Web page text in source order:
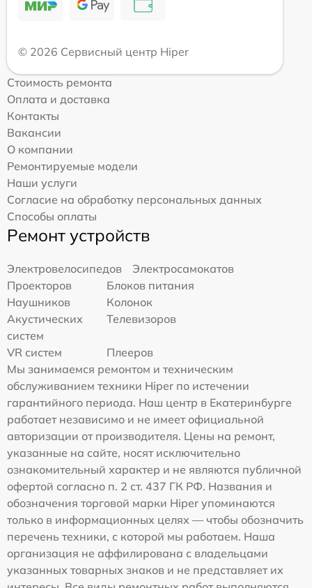
© 2026 Сервисный центр Hiper
Стоимость ремонта
Оплата и доставка
Контакты
Вакансии
О компании
Ремонтируемые модели
Наши услуги
Согласие на обработку персональных данных
Способы оплаты
Ремонт устройств
Электровелосипедов
Электросамокатов
Проекторов
Блоков питания
Наушников
Колонок
Акустических
систем
Телевизоров
VR систем
Плееров
Мы занимаемся ремонтом и техническим
обслуживанием техники Hiper по истечении
гарантийного периода. Наш центр в Екатеринбурге
работает независимо и не имеет официальной
авторизации от производителя. Цены на ремонт,
указанные на сайте, носят исключительно
ознакомительный характер и не являются публичной
офертой согласно п. 2 ст. 437 ГК РФ. Названия и
обозначения торговой марки Hiper упоминаются
только в информационных целях — чтобы обозначить
перечень техники, с которой мы работаем. Наша
организация не аффилирована с владельцами
указанных товарных знаков и не представляет их